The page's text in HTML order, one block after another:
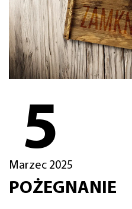
5
Marzec 2025
POŻEGNANIE